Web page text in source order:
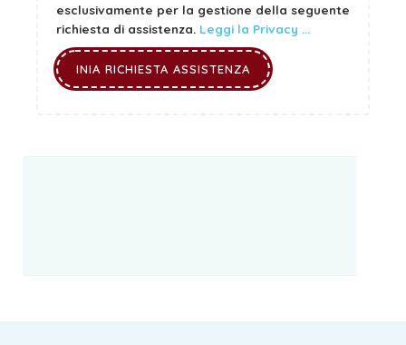
esclusivamente per la gestione della seguente
richiesta di assistenza. Leggi la Privacy ...